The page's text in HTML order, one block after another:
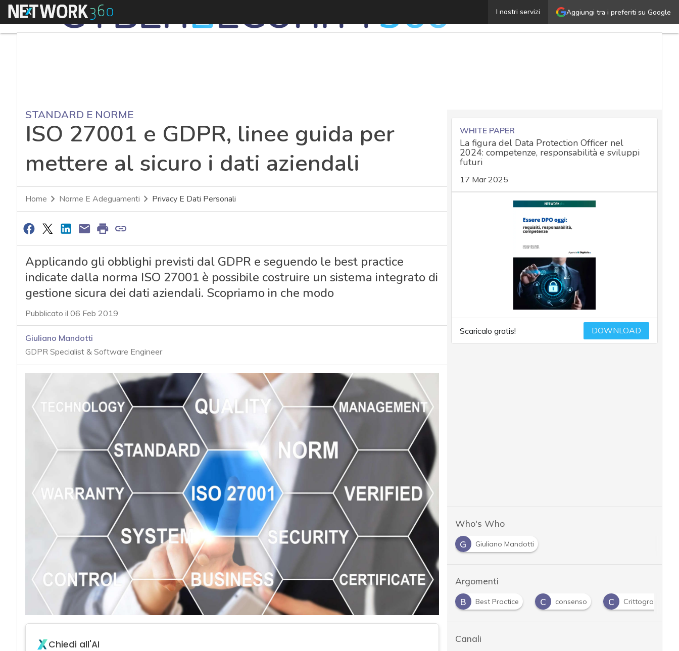
Aggiungi tra i preferiti su Google
I nostri servizi
Menu ISO 27001 e GDPR, linee guida per mettere al sicuro i
STANDARD E NORME
ISO 27001 e GDPR, linee guida per
mettere al sicuro i dati aziendali
Home Norme E Adeguamenti Privacy E Dati Personali
Applicando gli obblighi previsti dal GDPR e seguendo le best practice
indicate dalla norma ISO 27001 è possibile costruire un sistema integrato di
gestione sicura dei dati aziendali. Scopriamo in che modo
Pubblicato il 06 Feb 2019
Giuliano Mandotti
GDPR Specialist & Software Engineer
Chiedi all'AI
WHITE PAPER
La figura del Data Protection Officer nel
2024: competenze, responsabilità e sviluppi
futuri
17 Mar 2025
Scaricalo gratis! DOWNLOAD
Who's Who
G
Giuliano Mandotti
Argomenti
Accountability B Best Practice C consenso C Crittografia
Canali